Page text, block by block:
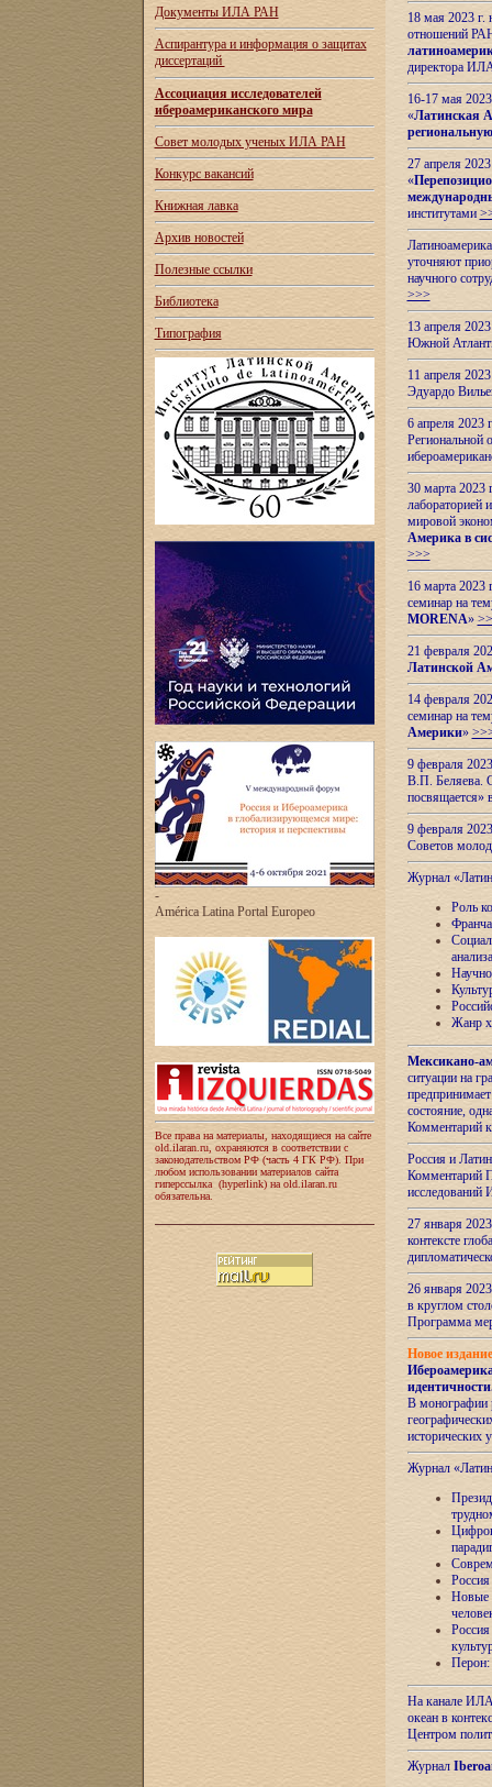
Документы ИЛА РАН
Аспирантура и информация о защитах
диссертаций
Ассоциация исследователей
ибероамериканского мира
Совет молодых ученых ИЛА РАН
Конкурс вакансий
Книжная лавка
Архив новостей
Полезные ссылки
Библиотека
Типография
-
América Latina Portal Europeo
Все права на материалы, находящиеся на сайте
old.ilaran.ru, охраняются в соответствии с
законодательством РФ (часть 4 ГК РФ). При
любом использовании материалов сайта
гиперссылка (hyperlink) на old.ilaran.ru
обязательна.
18 мая 2023
отношений
директора
16-17 мая
«Латинская
27 апреля
«
институтами
уточняют
научного
>>>
13 апреля
Южной
11 апреля
Эдуардо
6 апреля
Региональной
30 марта 2023
лабораторией
мировой
Америка в
>>>
16 марта 2023
семинар на
MORENA»
21 февраля
Латинской
14 февраля
семинар на
Америки»
9 февраля
В.П. Беляева.
посвящается»
9 февраля
Советов
Журнал
Роль
анализа
Жанр
Мексикано-
ситуации на
состояние,
Комментарий
Россия и
Комментарий
27 января
контексте
26 января
в круглом
Программа
Новое
идентичности
В монографии
исторических
Журнал
Новые
Перон:
На канале
океан в
Центром
Журнал